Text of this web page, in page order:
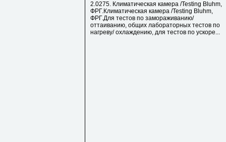
2.0275. Климатическая камера /Testing Bluhm,
ФРГ.Климатическая камера /Testing Bluhm,
ФРГ.Для тестов по замораживанию/
оттаиванию, общих лабораторных тестов по
нагреву/ охлаждению, для тестов по ускоре...